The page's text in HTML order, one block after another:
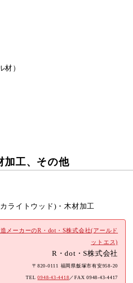
材）
加工、その他
ライトウッド)・木材加工
メーカーのR・dot・S株式会社(アールド
ットエス)
R・dot・S株式会社
〒820-0111 福岡県飯塚市有安958-20
TEL0948-43-4418／FAX 0948-43-4417